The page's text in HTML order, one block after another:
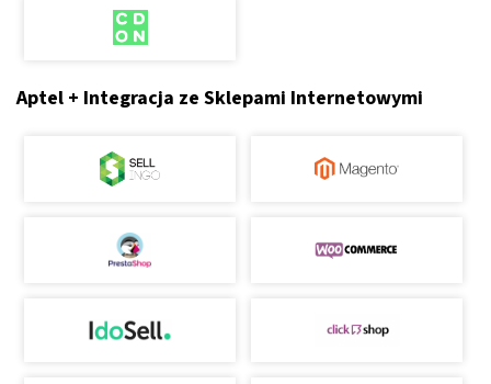
Aptel + Integracja ze Sklepami Internetowymi